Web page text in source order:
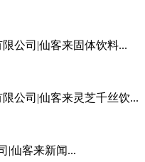
公司|仙客来固体饮料...
公司|仙客来灵芝千丝饮...
|仙客来新闻...